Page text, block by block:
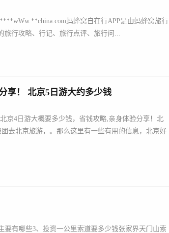
蚂蜂窝自在行APP是由蚂蜂窝旅行
旅行攻略、行记、旅行点评、旅行问...
享！ 北京5日游大约多少钱
京4日游大概要多少钱，省钱攻略,亲身体验分享！北
去北京旅游，。那么这里有一些有用的信息，北京好
要有哪些3、投资一公里索道要多少钱张家界天门山索